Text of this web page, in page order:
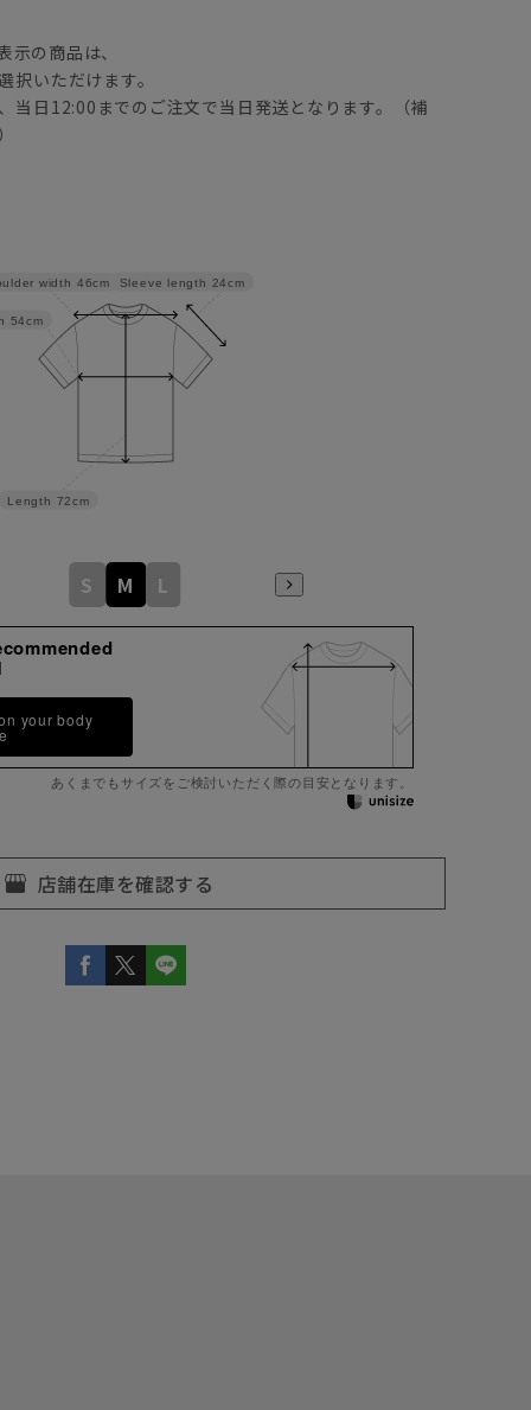
示の商品は、
択いただけます。
当日12:00までのご注文で当日発送となります。（補
Sleeve length 24cm
Length 72cm
54cm
width 46cm
S M L
your body
あくまでもサイズをご検討いただく際の目安となります。